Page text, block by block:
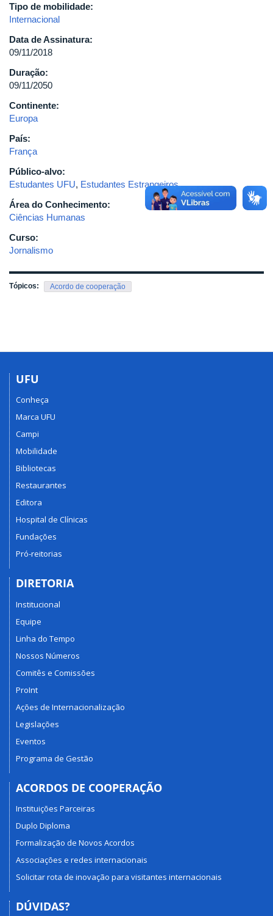
Tipo de mobilidade:
Internacional
Data de Assinatura:
09/11/2018
Duração:
09/11/2050
Continente:
Europa
País:
França
Público-alvo:
Estudantes UFU, Estudantes Estrangeiros
Área do Conhecimento:
Ciências Humanas
Curso:
Jornalismo
Tópicos: Acordo de cooperação
UFU
Conheça
Marca UFU
Campi
Mobilidade
Bibliotecas
Restaurantes
Editora
Hospital de Clínicas
Fundações
Pró-reitorias
DIRETORIA
Institucional
Equipe
Linha do Tempo
Nossos Números
Comitês e Comissões
ProInt
Ações de Internacionalização
Legislações
Eventos
Programa de Gestão
ACORDOS DE COOPERAÇÃO
Instituições Parceiras
Duplo Diploma
Formalização de Novos Acordos
Associações e redes internacionais
Solicitar rota de inovação para visitantes internacionais
DÚVIDAS?